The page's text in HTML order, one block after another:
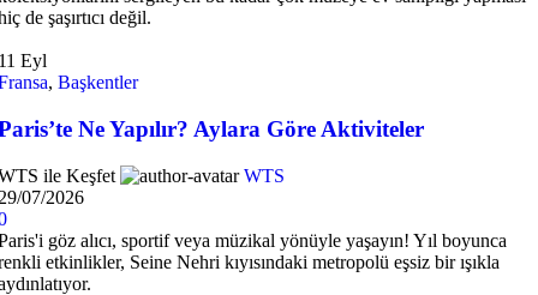
de şaşırtıcı değil.
Eyl
, Başkentler
Ne Yapılır? Aylara Göre Aktiviteler
ile Keşfet
WTS
07/2026
göz alıcı, sportif veya müzikal yönüyle yaşayın! Yıl boyunca
etkinlikler, Seine Nehri kıyısındaki metropolü eşsiz bir ışıkla